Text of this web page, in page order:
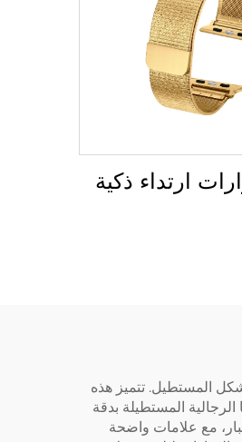
ارتداء ذكية
المستطيل. تتميز هذه
المستطيلة بدقة
مع علامات واضحة